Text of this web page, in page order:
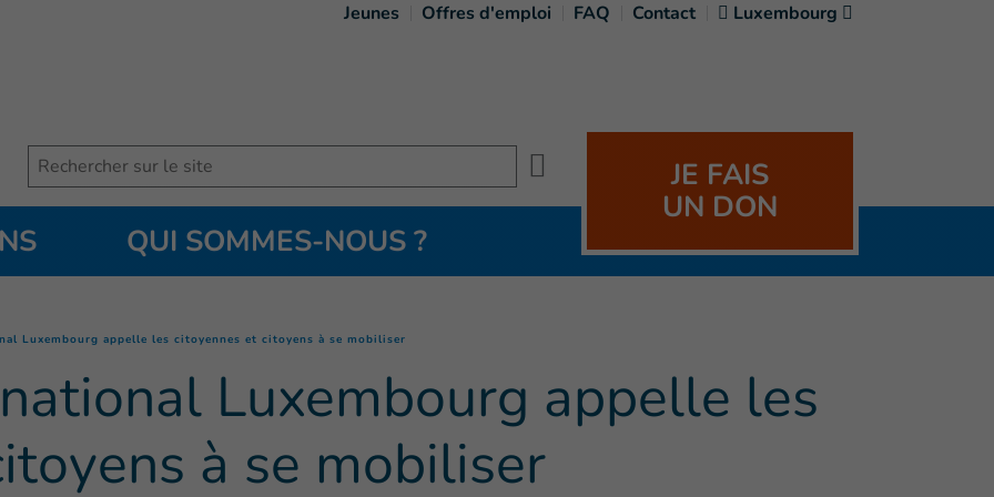
Jeunes Offres d'emploi FAQ Contact Luxembourg
Search
JE FAIS
UN DON
QUI SOMMES-NOUS ?
Luxembourg appelle les citoyennes et citoyens à se mobiliser
Luxembourg appelle les
à se mobiliser